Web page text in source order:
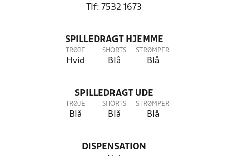
Tlf: 7532 1673
SPILLEDRAGT HJEMME
TRØJE
Hvid
SHORTS
Blå
STRØMPER
Blå
SPILLEDRAGT UDE
TRØJE
Blå
SHORTS
Blå
STRØMPER
Blå
DISPENSATION